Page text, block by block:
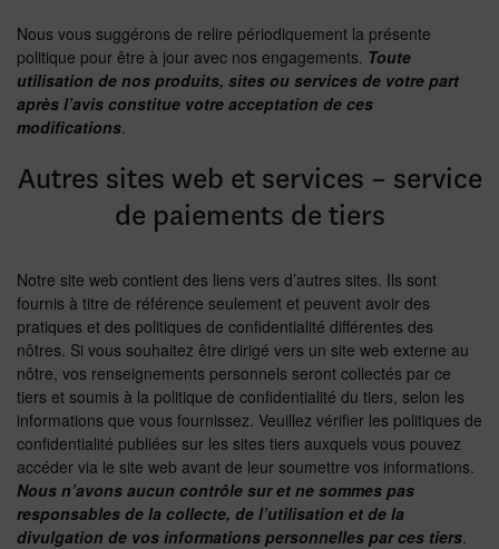
Nous vous suggérons de relire périodiquement la présente
politique pour être à jour avec nos engagements. Toute
utilisation de nos produits, sites ou services de votre part
après l’avis constitue votre acceptation de ces
modifications.
Autres sites web et services – service
de paiements de tiers
Notre site web contient des liens vers d’autres sites. Ils sont
fournis à titre de référence seulement et peuvent avoir des
pratiques et des politiques de confidentialité différentes des
nôtres. Si vous souhaitez être dirigé vers un site web externe au
nôtre, vos renseignements personnels seront collectés par ce
tiers et soumis à la politique de confidentialité du tiers, selon les
informations que vous fournissez. Veuillez vérifier les politiques de
confidentialité publiées sur les sites tiers auxquels vous pouvez
accéder via le site web avant de leur soumettre vos informations.
Nous n’avons aucun contrôle sur et ne sommes pas
responsables de la collecte, de l’utilisation et de la
divulgation de vos informations personnelles par ces tiers.